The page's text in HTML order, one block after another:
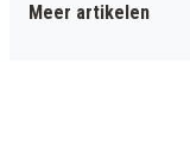
Meer artikelen